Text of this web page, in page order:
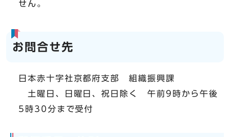
せん。
お問合せ先
日本赤十字社京都府支部 組織振興課
土曜日、日曜日、祝日除く 午前9時から午後
5時30分まで受付